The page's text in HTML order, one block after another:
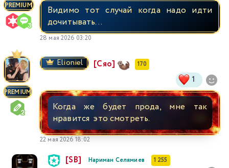
PREMIUM
Видимо тот случай когда надо идти
дочитывать...
28 мая 2026 03:20
PREMIUM
Elioniel [Сяо] 170
1
Когда же будет прода, мне так
нравится это смотреть.
22 мая 2026 18:02
[SB] Нариман Селямиев 1 255